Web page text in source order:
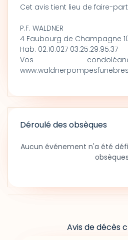
Cet avis tient lieu de faire-
P.F. WALDNER
4 Faubourg de Champagne
Hab. 02.10.027 03.25.29.95.37
Vos
Déroulé des obsèques
Aucun événement n'a été
obsèques
Avis de décès